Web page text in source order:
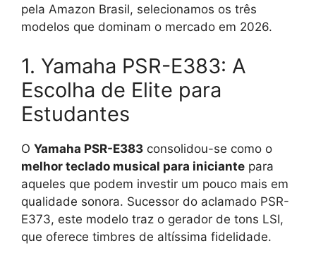
pela Amazon Brasil, selecionamos os três
modelos que dominam o mercado em 2026.
1. Yamaha PSR-E383: A
Escolha de Elite para
Estudantes
O Yamaha PSR-E383 consolidou-se como o
melhor teclado musical para iniciante para
aqueles que podem investir um pouco mais em
qualidade sonora. Sucessor do aclamado PSR-
E373, este modelo traz o gerador de tons LSI,
que oferece timbres de altíssima fidelidade.